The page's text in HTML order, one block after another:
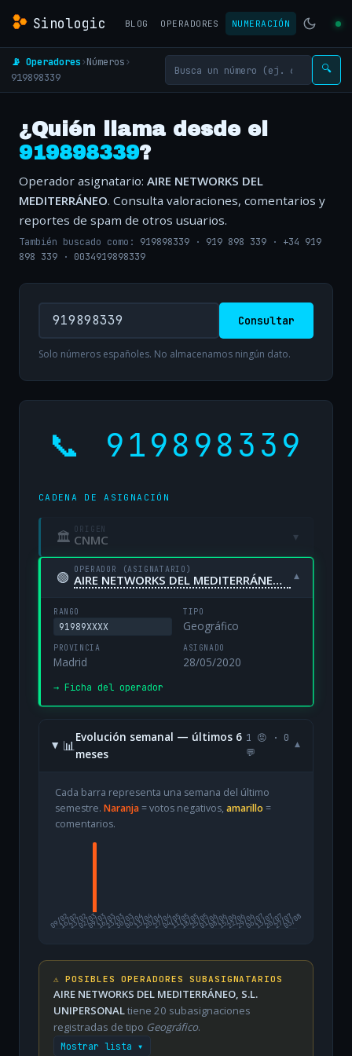
Sinologic BLOG OPERADORES NUMERACIÓN
📡 Operadores›Números›
919898339
🔍
¿Quién llama desde el
919898339?
Operador asignatario: AIRE NETWORKS DEL
MEDITERRÁNEO. Consulta valoraciones, comentarios y
reportes de spam de otros usuarios.
También buscado como: 919898339 · 919 898 339 · +34 919
898 339 · 0034919898339
Consultar
Solo números españoles. No almacenamos ningún dato.
📞 919898339
CADENA DE ASIGNACIÓN
🏛 ORIGEN
CNMC ▾
🟢 OPERADOR (ASIGNATARIO)
AIRE NETWORKS DEL MEDITERRÁNEO, S.L. UNIPERSONAL ▾
RANGO
91989XXXX
TIPO
Geográfico
PROVINCIA
Madrid
ASIGNADO
28/05/2020
→ Ficha del operador
📊
Evolución semanal — últimos 6
meses
1 😡 · 0
💬
▾
Cada barra representa una semana del último
semestre. Naranja= votos negativos, amarillo =
comentarios.
09/02
16/0223/0202/0309/0316/0323/0330/0306/0413/0420/0427/0404/0511/0518/0525/0501/0608/0615/0622/0629/0606/0713/0720/0727/07
03/08
⚠️ POSIBLES OPERADORES SUBASIGNATARIOS
AIRE NETWORKS DEL MEDITERRÁNEO, S.L.
UNIPERSONALtiene 20 subasignaciones
registradas de tipo Geográfico.
Mostrar lista ▾